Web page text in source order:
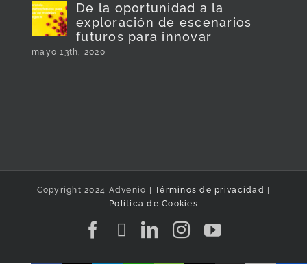
De la oportunidad a la
exploración de escenarios
futuros para innovar
mayo 13th, 2020
Copyright 2024 Advenio | Términos de privacidad
Política de Cookies
Facebook
TwitterLinkedInInstagram